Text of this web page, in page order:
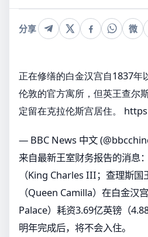
分享 微
正在修缮的白金汉宫自1837年
伦敦的官方寓所，但英王查尔
定留在克拉伦斯宫居住。
— BBC News 中文
来自最新王室财务报告的消息
（King Charles III；查理斯
（Queen Camilla）在白金汉
Palace）耗资3.69亿英镑（
明年完成后，将不会入住。